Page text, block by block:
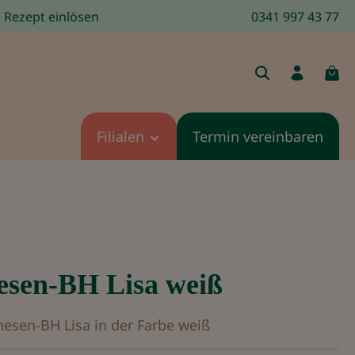
Rezept einlösen 0341 997 43 77
Filialen Termin vereinbaren
BH Lisa weiß
BH Lisa in der Farbe weiß